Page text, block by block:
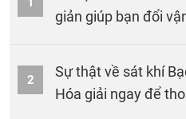
giản giúp bạn đổi
2
Sự thật về sát khí
Hóa giải ngay để